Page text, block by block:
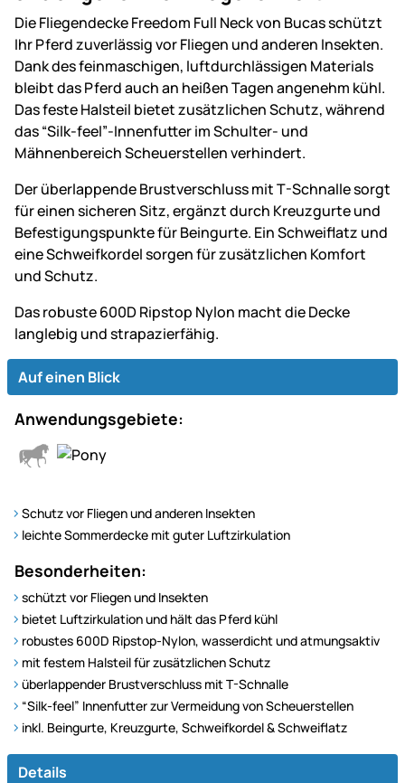
Die Fliegendecke Freedom Full Neck von Bucas schützt
Ihr Pferd zuverlässig vor Fliegen und anderen Insekten.
Dank des feinmaschigen, luftdurchlässigen Materials
bleibt das Pferd auch an heißen Tagen angenehm kühl.
Das feste Halsteil bietet zusätzlichen Schutz, während
das “Silk-feel”-Innenfutter im Schulter- und
Mähnenbereich Scheuerstellen verhindert.
Der überlappende Brustverschluss mit T-Schnalle sorgt
für einen sicheren Sitz, ergänzt durch Kreuzgurte und
Befestigungspunkte für Beingurte. Ein Schweiflatz und
eine Schweifkordel sorgen für zusätzlichen Komfort
und Schutz.
Das robuste 600D Ripstop Nylon macht die Decke
langlebig und strapazierfähig.
Auf einen Blick
Anwendungsgebiete:
Schutz vor Fliegen und anderen Insekten
leichte Sommerdecke mit guter Luftzirkulation
Besonderheiten:
schützt vor Fliegen und Insekten
bietet Luftzirkulation und hält das Pferd kühl
robustes 600D Ripstop-Nylon, wasserdicht und atmungsaktiv
mit festem Halsteil für zusätzlichen Schutz
überlappender Brustverschluss mit T-Schnalle
“Silk-feel” Innenfutter zur Vermeidung von Scheuerstellen
inkl. Beingurte, Kreuzgurte, Schweifkordel & Schweiflatz
Details